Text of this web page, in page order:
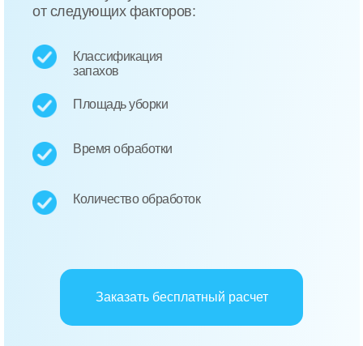
от следующих факторов:
Классификация
запахов
Площадь уборки
Время обработки
Количество обработок
Заказать бесплатный расчет